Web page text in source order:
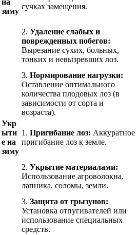
на
зиму
сучках замещения.
2. Удаление слабых и
поврежденных побегов:
Вырезание сухих, больных,
тонких и невызревших лоз.
3. Нормирование нагрузки:
Оставление оптимального
количества плодовых лоз (в
зависимости от сорта и
возраста).
Укр
ыти
е на
зиму
1. Пригибание лоз: Аккуратное
пригибание лоз к земле.
2. Укрытие материалами:
Использование агроволокна,
лапника, соломы, земли.
3. Защита от грызунов:
Установка отпугивателей или
использование специальных
средств.